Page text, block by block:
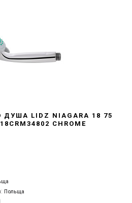
LIDZ NIAGARA 18 75
CHROME
Польща